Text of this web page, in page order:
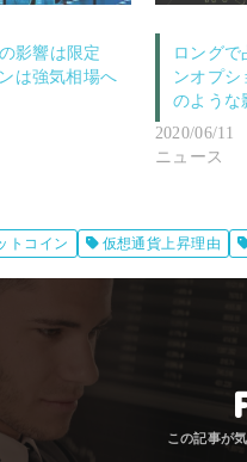
影響は限定
は強気相場へ
ロング
ンオプ
のような
2020/06/11
ニュース
トコイン 仮想通貨上昇理由